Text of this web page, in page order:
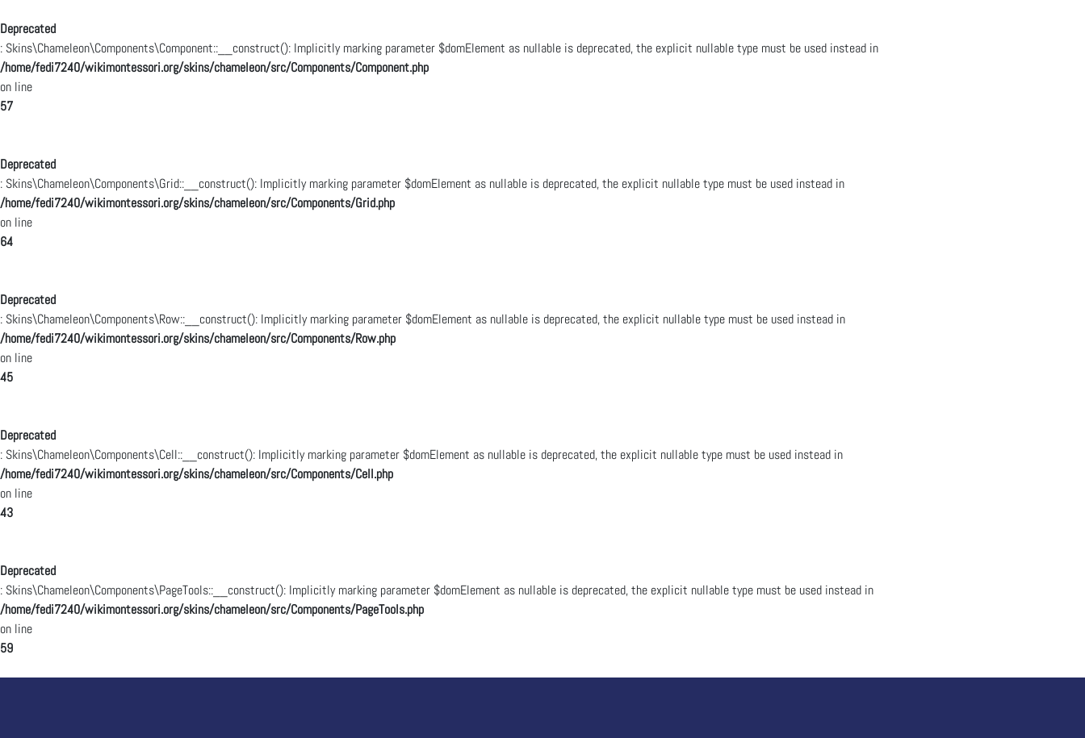
Deprecated
: Skins\Chameleon\Components\Component::__construct(): Implicitly marking parameter $domElement as nullable is deprecated, the explicit nullable type must be used instead in
/home/fedi7240/wikimontessori.org/skins/chameleon/src/Components/Component.php
on line
57
Deprecated
: Skins\Chameleon\Components\Grid::__construct(): Implicitly marking parameter $domElement as nullable is deprecated, the explicit nullable type must be used instead in
/home/fedi7240/wikimontessori.org/skins/chameleon/src/Components/Grid.php
on line
64
Deprecated
: Skins\Chameleon\Components\Row::__construct(): Implicitly marking parameter $domElement as nullable is deprecated, the explicit nullable type must be used instead in
/home/fedi7240/wikimontessori.org/skins/chameleon/src/Components/Row.php
on line
45
Deprecated
: Skins\Chameleon\Components\Cell::__construct(): Implicitly marking parameter $domElement as nullable is deprecated, the explicit nullable type must be used instead in
/home/fedi7240/wikimontessori.org/skins/chameleon/src/Components/Cell.php
on line
43
Deprecated
: Skins\Chameleon\Components\PageTools::__construct(): Implicitly marking parameter $domElement as nullable is deprecated, the explicit nullable type must be used instead in
/home/fedi7240/wikimontessori.org/skins/chameleon/src/Components/PageTools.php
on line
59